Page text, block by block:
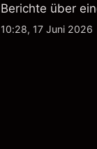
Berichte über
10:28, 17 Juni 2026